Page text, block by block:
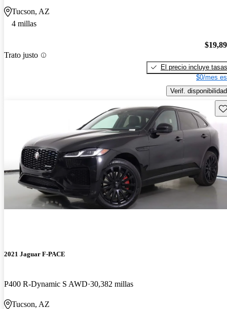
Tucson, AZ
4 millas
Trato justo
El precio incluye tasas
$0/mes
Verif. disponibilidad
2021 Jaguar F-PACE
P400 R-Dynamic S AWD 30,382 millas
Tucson, AZ